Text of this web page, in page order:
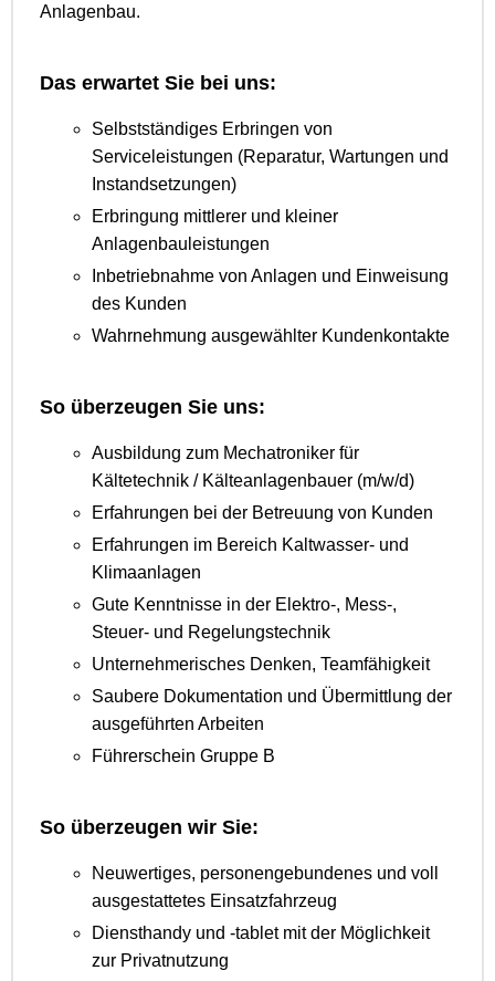
Anlagenbau.
Das erwartet Sie bei uns:
Selbstständiges Erbringen von
Serviceleistungen (Reparatur, Wartungen und
Instandsetzungen)
Erbringung mittlerer und kleiner
Anlagenbauleistungen
Inbetriebnahme von Anlagen und Einweisung
des Kunden
Wahrnehmung ausgewählter Kundenkontakte
So überzeugen Sie uns:
Ausbildung zum Mechatroniker für
Kältetechnik / Kälteanlagenbauer (m/w/d)
Erfahrungen bei der Betreuung von Kunden
Erfahrungen im Bereich Kaltwasser- und
Klimaanlagen
Gute Kenntnisse in der Elektro-, Mess-,
Steuer- und Regelungstechnik
Unternehmerisches Denken, Teamfähigkeit
Saubere Dokumentation und Übermittlung der
ausgeführten Arbeiten
Führerschein Gruppe B
So überzeugen wir Sie:
Neuwertiges, personengebundenes und voll
ausgestattetes Einsatzfahrzeug
Diensthandy und -tablet mit der Möglichkeit
zur Privatnutzung